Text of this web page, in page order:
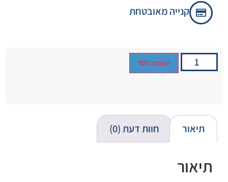
קנייה מאובטחת
הוספה לסל
תיאור חוות דעת (0)
תיאור